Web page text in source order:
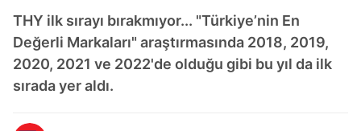
THY ilk sırayı bırakmıyor... "Türkiye’nin En
Değerli Markaları" araştırmasında 2018, 2019,
2020, 2021 ve 2022'de olduğu gibi bu yıl da ilk
sırada yer aldı.